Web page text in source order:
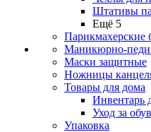
Штативы
Ещё 5
Парикмахерские
Маникюрно-
Маски защитные
Ножницы
Товары для дома
Инвентарь
Уход за
Упаковка